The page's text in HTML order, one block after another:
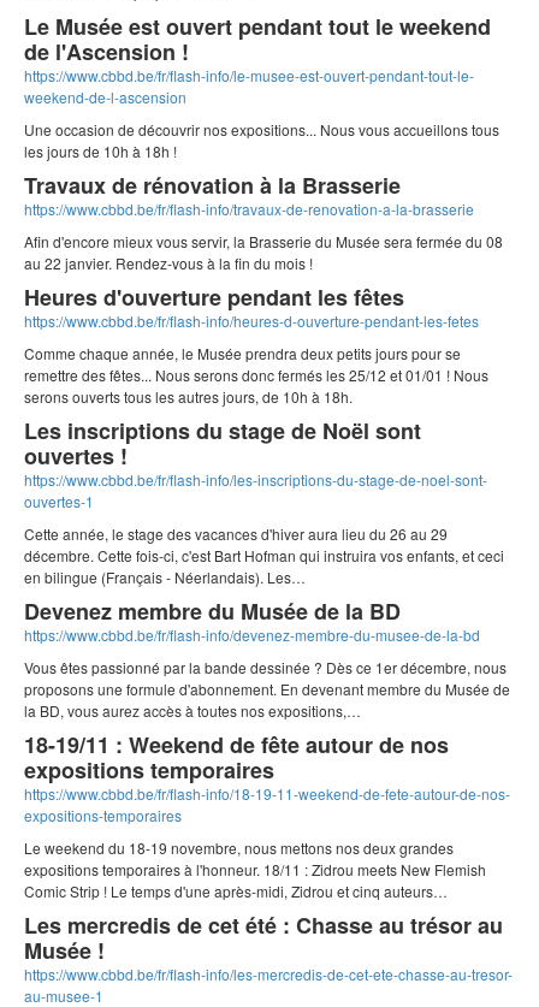
Le Musée est ouvert pendant tout le weekend
de l'Ascension !
https://www.cbbd.be/fr/flash-info/le-musee-est-ouvert-pendant-tout-le-
weekend-de-l-ascension
Une occasion de découvrir nos expositions... Nous vous accueillons tous
les jours de 10h à 18h !
Travaux de rénovation à la Brasserie
https://www.cbbd.be/fr/flash-info/travaux-de-renovation-a-la-brasserie
Afin d'encore mieux vous servir, la Brasserie du Musée sera fermée du 08
au 22 janvier. Rendez-vous à la fin du mois !
Heures d'ouverture pendant les fêtes
https://www.cbbd.be/fr/flash-info/heures-d-ouverture-pendant-les-fetes
Comme chaque année, le Musée prendra deux petits jours pour se
remettre des fêtes... Nous serons donc fermés les 25/12 et 01/01 ! Nous
serons ouverts tous les autres jours, de 10h à 18h.
Les inscriptions du stage de Noël sont
ouvertes !
https://www.cbbd.be/fr/flash-info/les-inscriptions-du-stage-de-noel-sont-
ouvertes-1
Cette année, le stage des vacances d'hiver aura lieu du 26 au 29
décembre. Cette fois-ci, c'est Bart Hofman qui instruira vos enfants, et ceci
en bilingue (Français - Néerlandais). Les…
Devenez membre du Musée de la BD
https://www.cbbd.be/fr/flash-info/devenez-membre-du-musee-de-la-bd
Vous êtes passionné par la bande dessinée ? Dès ce 1er décembre, nous
proposons une formule d'abonnement. En devenant membre du Musée de
la BD, vous aurez accès à toutes nos expositions,…
18-19/11 : Weekend de fête autour de nos
expositions temporaires
https://www.cbbd.be/fr/flash-info/18-19-11-weekend-de-fete-autour-de-nos-
expositions-temporaires
Le weekend du 18-19 novembre, nous mettons nos deux grandes
expositions temporaires à l'honneur. 18/11 : Zidrou meets New Flemish
Comic Strip ! Le temps d'une après-midi, Zidrou et cinq auteurs…
Les mercredis de cet été : Chasse au trésor au
Musée !
https://www.cbbd.be/fr/flash-info/les-mercredis-de-cet-ete-chasse-au-tresor-
au-musee-1